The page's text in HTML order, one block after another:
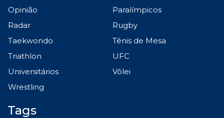
Opinião
Paralímpicos
Radar
Rugby
Taekwondo
Tênis de Mesa
Triathlon
UFC
Universitários
Vôlei
Wrestling
Tags